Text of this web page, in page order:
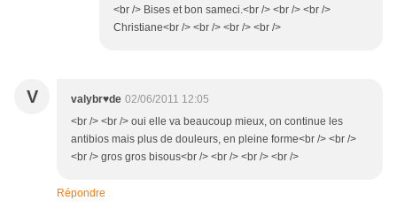
<br /> Bises et bon sameci.<br /> <br /> <br />
Christiane<br /> <br /> <br /> <br />
V valybr♥de 02/06/2011 12:05
<br /> <br /> oui elle va beaucoup mieux, on continue les
antibios mais plus de douleurs, en pleine forme<br /> <br />
<br /> gros gros bisous<br /> <br /> <br /> <br />
Répondre